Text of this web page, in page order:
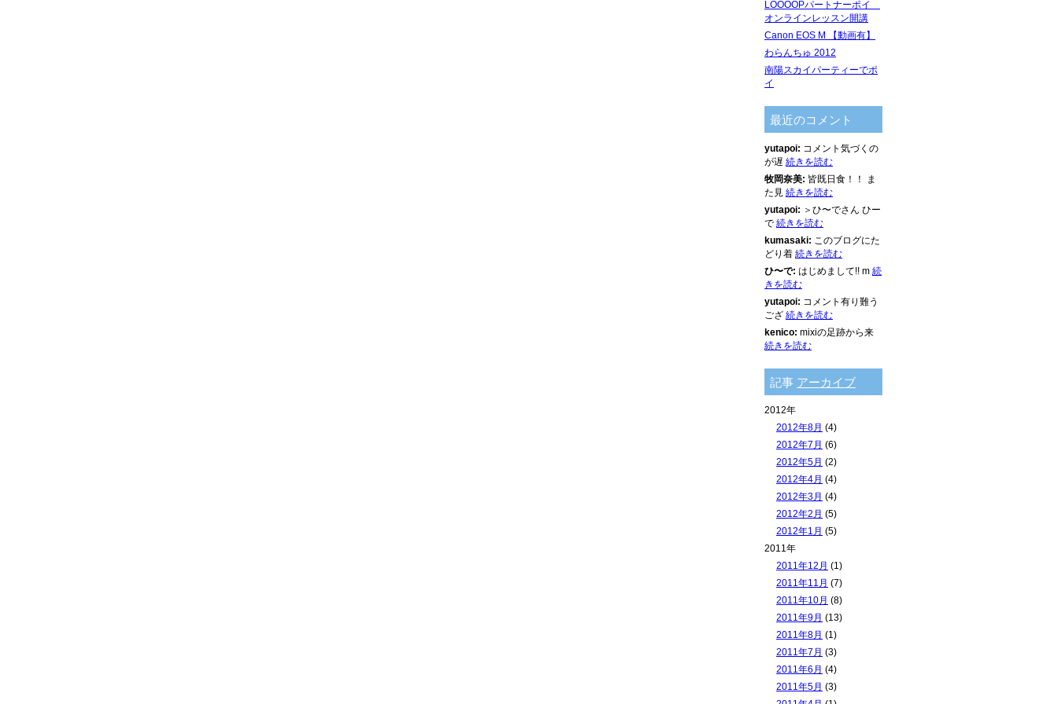
LOOOOPパートナーポイ
オンラインレッスン開講
Canon EOS M 【動画有】
わらんちゅ 2012
南陽スカイパーティーでポ
イ
最近のコメント
yutapoi: コメント気づくの
が遅 続きを読む
牧岡奈美: 皆既日食！！ ま
た見 続きを読む
yutapoi: ＞ひ〜でさん ひー
で 続きを読む
kumasaki: このブログにた
どり着 続きを読む
ひ〜で: はじめまして!! m 続
きを読む
yutapoi: コメント有り難う
ござ 続きを読む
kenico: mixiの足跡から来
続きを読む
記事 アーカイブ
2012年
2012年8月 (4)
2012年7月 (6)
2012年5月 (2)
2012年4月 (4)
2012年3月 (4)
2012年2月 (5)
2012年1月 (5)
2011年
2011年12月 (1)
2011年11月 (7)
2011年10月 (8)
2011年9月 (13)
2011年8月 (1)
2011年7月 (3)
2011年6月 (4)
2011年5月 (3)